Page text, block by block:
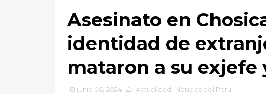
Asesinato en
identidad de
mataron a su exjefe
junio 06, 2024 Actualidad Noticias del Perú